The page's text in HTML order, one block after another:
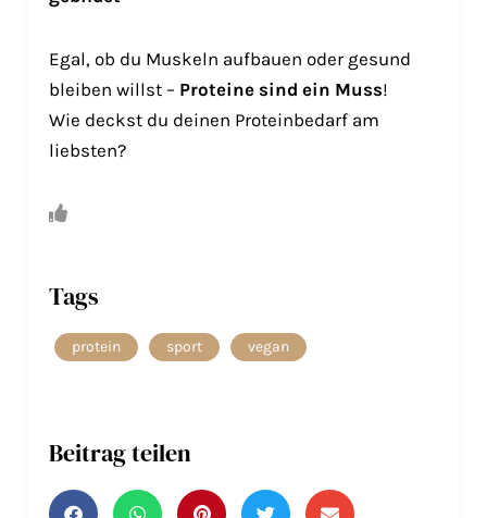
Egal, ob du Muskeln aufbauen oder gesund
bleiben willst – Proteine sind ein Muss!
Wie deckst du deinen Proteinbedarf am
liebsten?
Tags
protein sport vegan
Beitrag teilen